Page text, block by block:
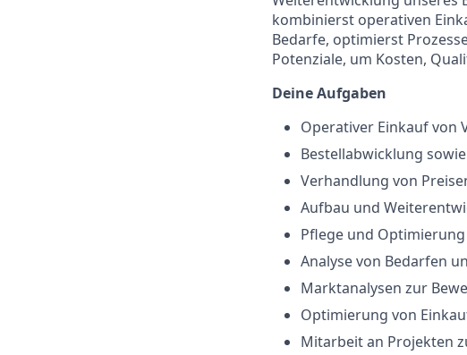
kombinierst operativen
Bedarfe, optimierst
Potenziale, um Kosten,
Deine Aufgaben
Operativer Einkauf von
Bestellabwicklung
Verhandlung von
Aufbau und
Pflege und
Analyse von Bedarfen
Marktanalysen zur
Optimierung von
Mitarbeit an Projekten